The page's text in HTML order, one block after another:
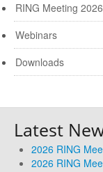
RING Meeting 2026
Webinars
Downloads
Latest
2026 RING
2026 RING